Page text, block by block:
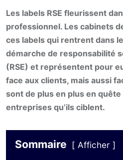
Les labels RSE fleurissent
professionnel. Les cabinets
ces labels qui rentrent dans
démarche de responsabilité
(RSE) et représentent pour
face aux clients, mais aussi
sont de plus en plus en
entreprises qu’ils ciblent.
Sommaire Afficher